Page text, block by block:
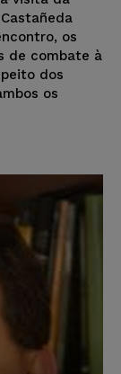
os
de combate à
dos
os